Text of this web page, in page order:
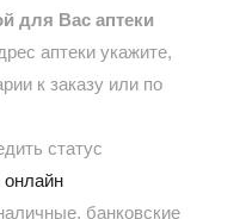
для Вас аптеки
аптеки укажите,
к заказу или по
статус
банковские